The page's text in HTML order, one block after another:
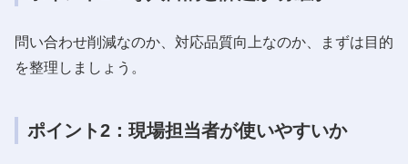
問い合わせ削減なのか、対応品質向上なのか、まずは目的
を整理しましょう。
ポイント2：現場担当者が使いやすいか